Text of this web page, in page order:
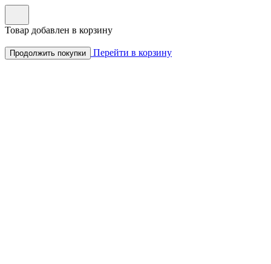
Товар добавлен в корзину
Продолжить покупки Перейти в корзину